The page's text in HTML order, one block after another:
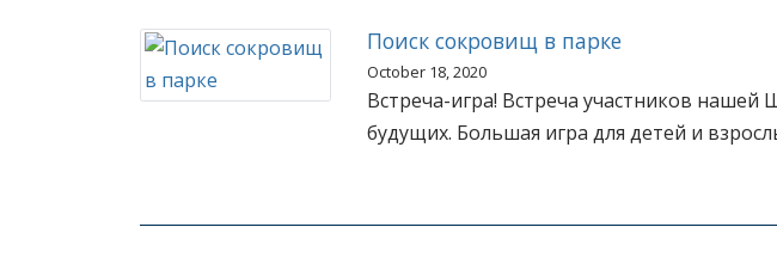
Поиск сокровищ в парке
October 18, 2020
Встреча-игра! Встреча участников
будущих. Большая игра для детей и